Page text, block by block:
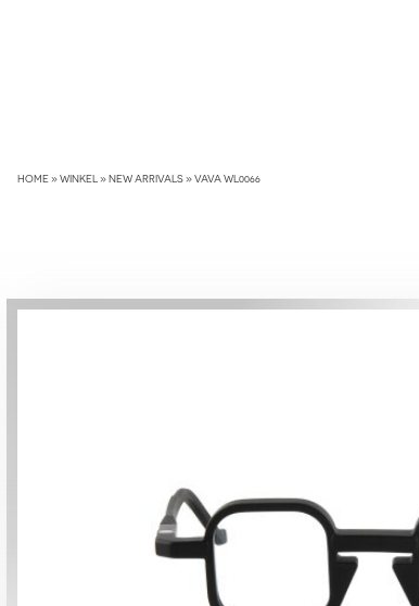
HOME»WINKEL »NEW ARRIVALS»VAVA WL0066